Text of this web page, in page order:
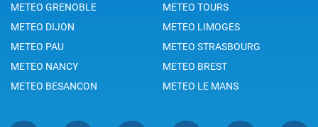
METEO GRENOBLE
METEO TOURS
METEO DIJON
METEO LIMOGES
METEO PAU
METEO STRASBOURG
METEO NANCY
METEO BREST
METEO BESANCON
METEO LE MANS